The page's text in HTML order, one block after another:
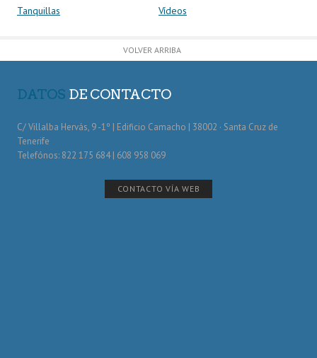
Tanquillas
Vídeos
VOLVER ARRIBA
DATOS DE CONTACTO
C/ Villalba Hervás, 9 -1º | Edificio Camacho | 38002 · Santa Cruz de
Tenerife
Telefónos: 822 175 684 | 608 958 069
CONTACTO VÍA WEB